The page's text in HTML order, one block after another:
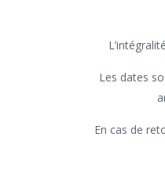
Les dates
En cas de